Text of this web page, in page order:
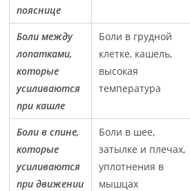
пояснице
Боли между
лопатками,
которые
усиливаются
при кашле
Боли в грудной
клетке, кашель,
высокая
температура
Боли в спине,
которые
усиливаются
при движении
Боли в шее,
затылке и плечах,
уплотнения в
мышцах